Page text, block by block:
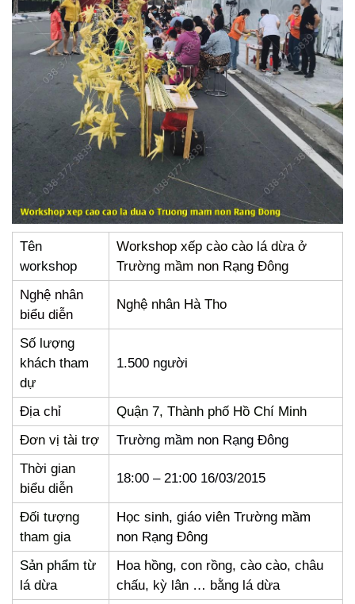
Tên
workshop
Workshop xếp cào cào lá dừa ở
Trường mầm non Rạng Đông
Nghệ nhân
biểu diễn
Nghệ nhân Hà Tho
Số lượng
khách tham
dự
1.500 người
Địa chỉ
Quận 7, Thành phố Hồ Chí Minh
Đơn vị tài trợ
Trường mầm non Rạng Đông
Thời gian
biểu diễn
18:00 – 21:00 16/03/2015
Đối tượng
tham gia
Học sinh, giáo viên Trường mầm
non Rạng Đông
Sản phẩm từ
lá dừa
Hoa hồng, con rồng, cào cào, châu
chấu, kỳ lân … bằng lá dừa